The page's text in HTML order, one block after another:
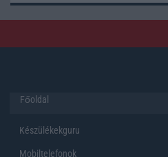
Főoldal
Készülékekguru
Mobiltelefonok